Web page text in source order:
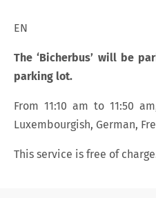
EN
The ‘Bicherbus’ will be
parking lot.
From 11:10 am to 11:50
Luxembourgish, German,
This service is free of